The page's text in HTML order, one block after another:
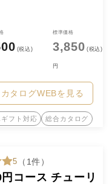
(税込)
標準価格
3,850 (税込)
円
カタログWEBを見る
ギフト対応 総合カタログ
5 （1件）
コース チューリ